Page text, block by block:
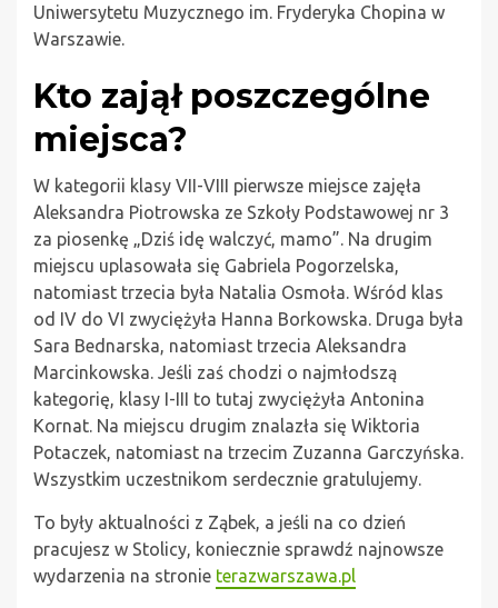
Uniwersytetu Muzycznego im. Fryderyka Chopina w
Warszawie.
Kto zajął poszczególne
miejsca?
W kategorii klasy VII-VIII pierwsze miejsce zajęła
Aleksandra Piotrowska ze Szkoły Podstawowej nr 3
za piosenkę „Dziś idę walczyć, mamo”. Na drugim
miejscu uplasowała się Gabriela Pogorzelska,
natomiast trzecia była Natalia Osmoła. Wśród klas
od IV do VI zwyciężyła Hanna Borkowska. Druga była
Sara Bednarska, natomiast trzecia Aleksandra
Marcinkowska. Jeśli zaś chodzi o najmłodszą
kategorię, klasy I-III to tutaj zwyciężyła Antonina
Kornat. Na miejscu drugim znalazła się Wiktoria
Potaczek, natomiast na trzecim Zuzanna Garczyńska.
Wszystkim uczestnikom serdecznie gratulujemy.
To były aktualności z Ząbek, a jeśli na co dzień
pracujesz w Stolicy, koniecznie sprawdź najnowsze
wydarzenia na stronie terazwarszawa.pl